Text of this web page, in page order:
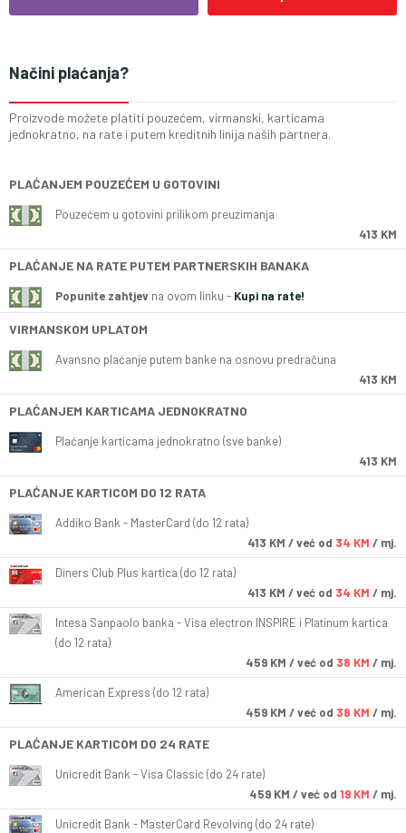
Načini plaćanja?
Proizvode možete platiti pouzećem, virmanski, karticama
jednokratno, na rate i putem kreditnih linija naših partnera.
PLAĆANJEM POUZEĆEM U GOTOVINI
Pouzećem u gotovini prilikom preuzimanja
413 KM
PLAĆANJE NA RATE PUTEM PARTNERSKIH BANAKA
Popunite zahtjev na ovom linku - Kupi na rate!
VIRMANSKOM UPLATOM
Avansno plaćanje putem banke na osnovu predračuna
413 KM
PLAĆANJEM KARTICAMA JEDNOKRATNO
Plaćanje karticama jednokratno (sve banke)
413 KM
PLAĆANJE KARTICOM DO 12 RATA
Addiko Bank - MasterCard (do 12 rata)
413 KM / već od 34 KM / mj.
Diners Club Plus kartica (do 12 rata)
413 KM / već od 34 KM / mj.
Intesa Sanpaolo banka - Visa electron INSPIRE i Platinum kartica
(do 12 rata)
459 KM / već od 38 KM / mj.
American Express (do 12 rata)
459 KM / već od 38 KM / mj.
PLAĆANJE KARTICOM DO 24 RATE
Unicredit Bank - Visa Classic (do 24 rate)
459 KM / već od 19 KM / mj.
Unicredit Bank - MasterCard Revolving (do 24 rate)